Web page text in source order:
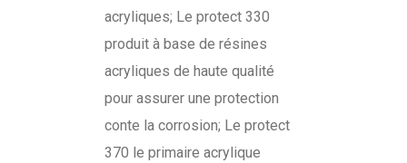
acryliques; Le protect 330
produit à base de résines
acryliques de haute qualité
pour assurer une protection
conte la corrosion; Le protect
370 le primaire acrylique